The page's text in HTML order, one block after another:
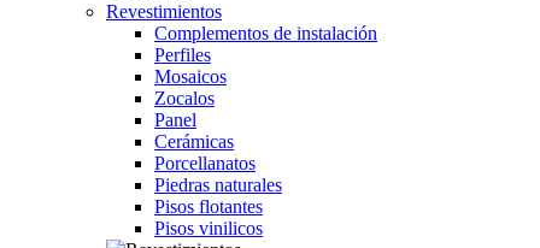
Revestimientos
Complementos de instalación
Perfiles
Mosaicos
Zocalos
Panel
Cerámicas
Porcellanatos
Piedras naturales
Pisos flotantes
Pisos vinilicos